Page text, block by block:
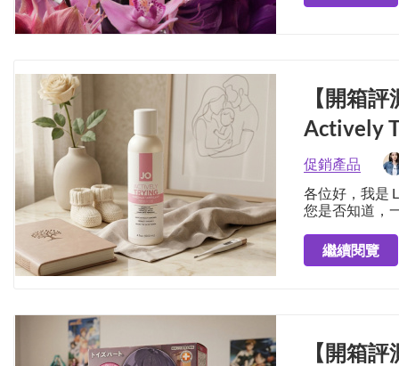
【開箱
Actively
促銷產品
各位好，我是
您是否知道，一般常
孕的環境而
母旅程的方法
繼續閱覽
【開箱